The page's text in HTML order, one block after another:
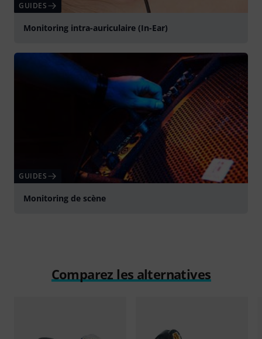
GUIDES
Monitoring intra-auriculaire (In-Ear)
GUIDES
Monitoring de scène
Comparez les alternatives